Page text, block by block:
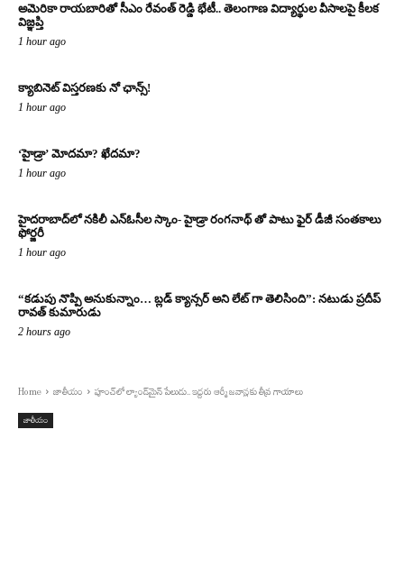
అమెరికా రాయబారితో సీఎం రేవంత్ రెడ్డి భేటీ.. తెలంగాణ విద్యార్థుల వీసాలపై కీలక
విజ్ఞప్తి
1 hour ago
క్యాబినెట్ విస్తరణకు నో ఛాన్స్!
1 hour ago
‘హైడ్రా’ మోదమా? ఖేదమా?
1 hour ago
హైదరాబాద్‌లో నకిలీ ఎన్‌ఓసీల స్కాం- హైడ్రా రంగనాథ్ తో పాటు ఫైర్ డీజీ సంతకాలు
ఫోర్జరీ
1 hour ago
“కడుపు నొప్పి అనుకున్నాం… బ్లడ్ క్యాన్సర్ అని లేట్ గా తెలిసింది”: నటుడు ప్రదీప్
రావత్ కుమారుడు
2 hours ago